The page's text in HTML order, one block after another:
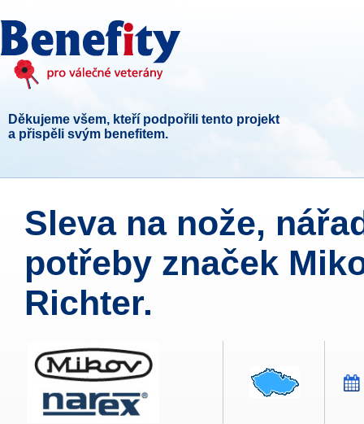
Děkujeme všem, kteří podpořili tento projekt
a přispěli svým benefitem.
Sleva na nože,
potřeby značek
Richter.